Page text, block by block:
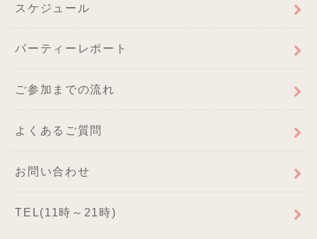
スケジュール
パーティーレポート
ご参加までの流れ
よくあるご質問
お問い合わせ
TEL(11時～21時)